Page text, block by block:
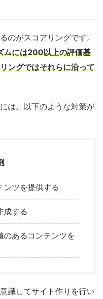
のがスコアリングです。
ムには200以上の評価基
ングではそれらに沿って
は、以下のような対策が
ンツを提供する
成する
のあるコンテンツを
識してサイト作りを行い